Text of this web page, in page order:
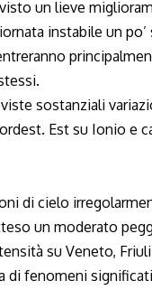
un lieve
instabile un
sostanziali
Est su Ionio e
di cielo
un moderato
su Veneto,
di fenomeni